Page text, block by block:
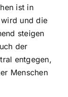
ist in
und die
steigen
der
entgegen,
Menschen